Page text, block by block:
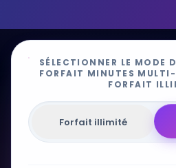
Téléphonie Fixe IP
Passerelles
Services
Installation Solutions
Tarifs et commande CLIKSIP
SÉLECTIONNER LE MODE
FORFAIT MINUTES
FORFAIT
Forfait illimité